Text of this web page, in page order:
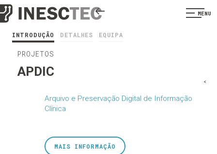
MENU
INTRODUÇÃO DETALHES EQUIPA
PROJETOS
APDIC
Arquivo e Preservação Digital de Informação
Clínica
<
MAIS INFORMAÇÃO